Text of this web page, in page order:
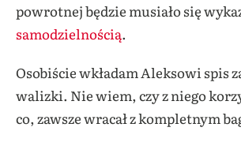
powrotnej będzie musiało się
samodzielnością.
Osobiście wkładam Aleksowi spis
walizki. Nie wiem, czy z niego
co, zawsze wracał z kompletnym